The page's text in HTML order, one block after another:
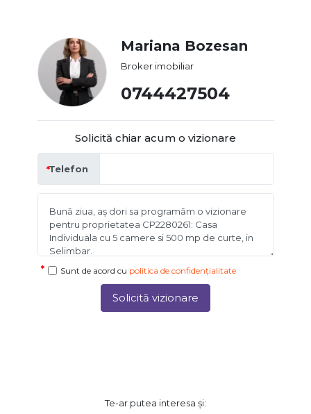
Mariana Bozesan
Broker imobiliar
0744427504
Solicită chiar acum o vizionare
Telefon
Sunt de acord cu politica de confidențialitate
Solicită vizionare
Te-ar putea interesa și: